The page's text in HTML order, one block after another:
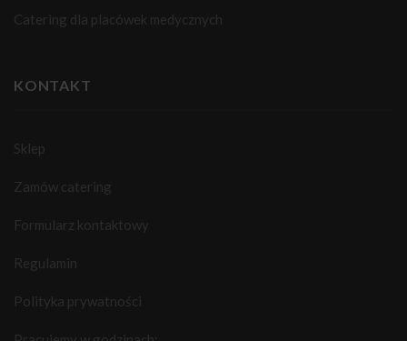
Catering dla placówek medycznych
KONTAKT
Sklep
Zamów catering
Formularz kontaktowy
Regulamin
Polityka prywatności